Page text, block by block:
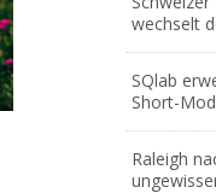
wechselt
SQlab
Short-
Raleigh